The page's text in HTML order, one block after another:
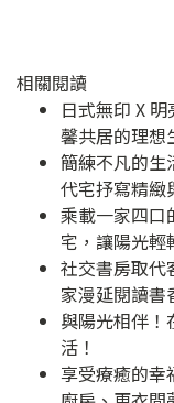
相關閱讀
日式無印 X
馨共居的理想
簡練不凡的生
代宅抒寫精緻
乘載一家四口
宅，讓陽光輕
社交書房取代
家漫延閱讀書
與陽光相伴！
活！
享受療癒的幸